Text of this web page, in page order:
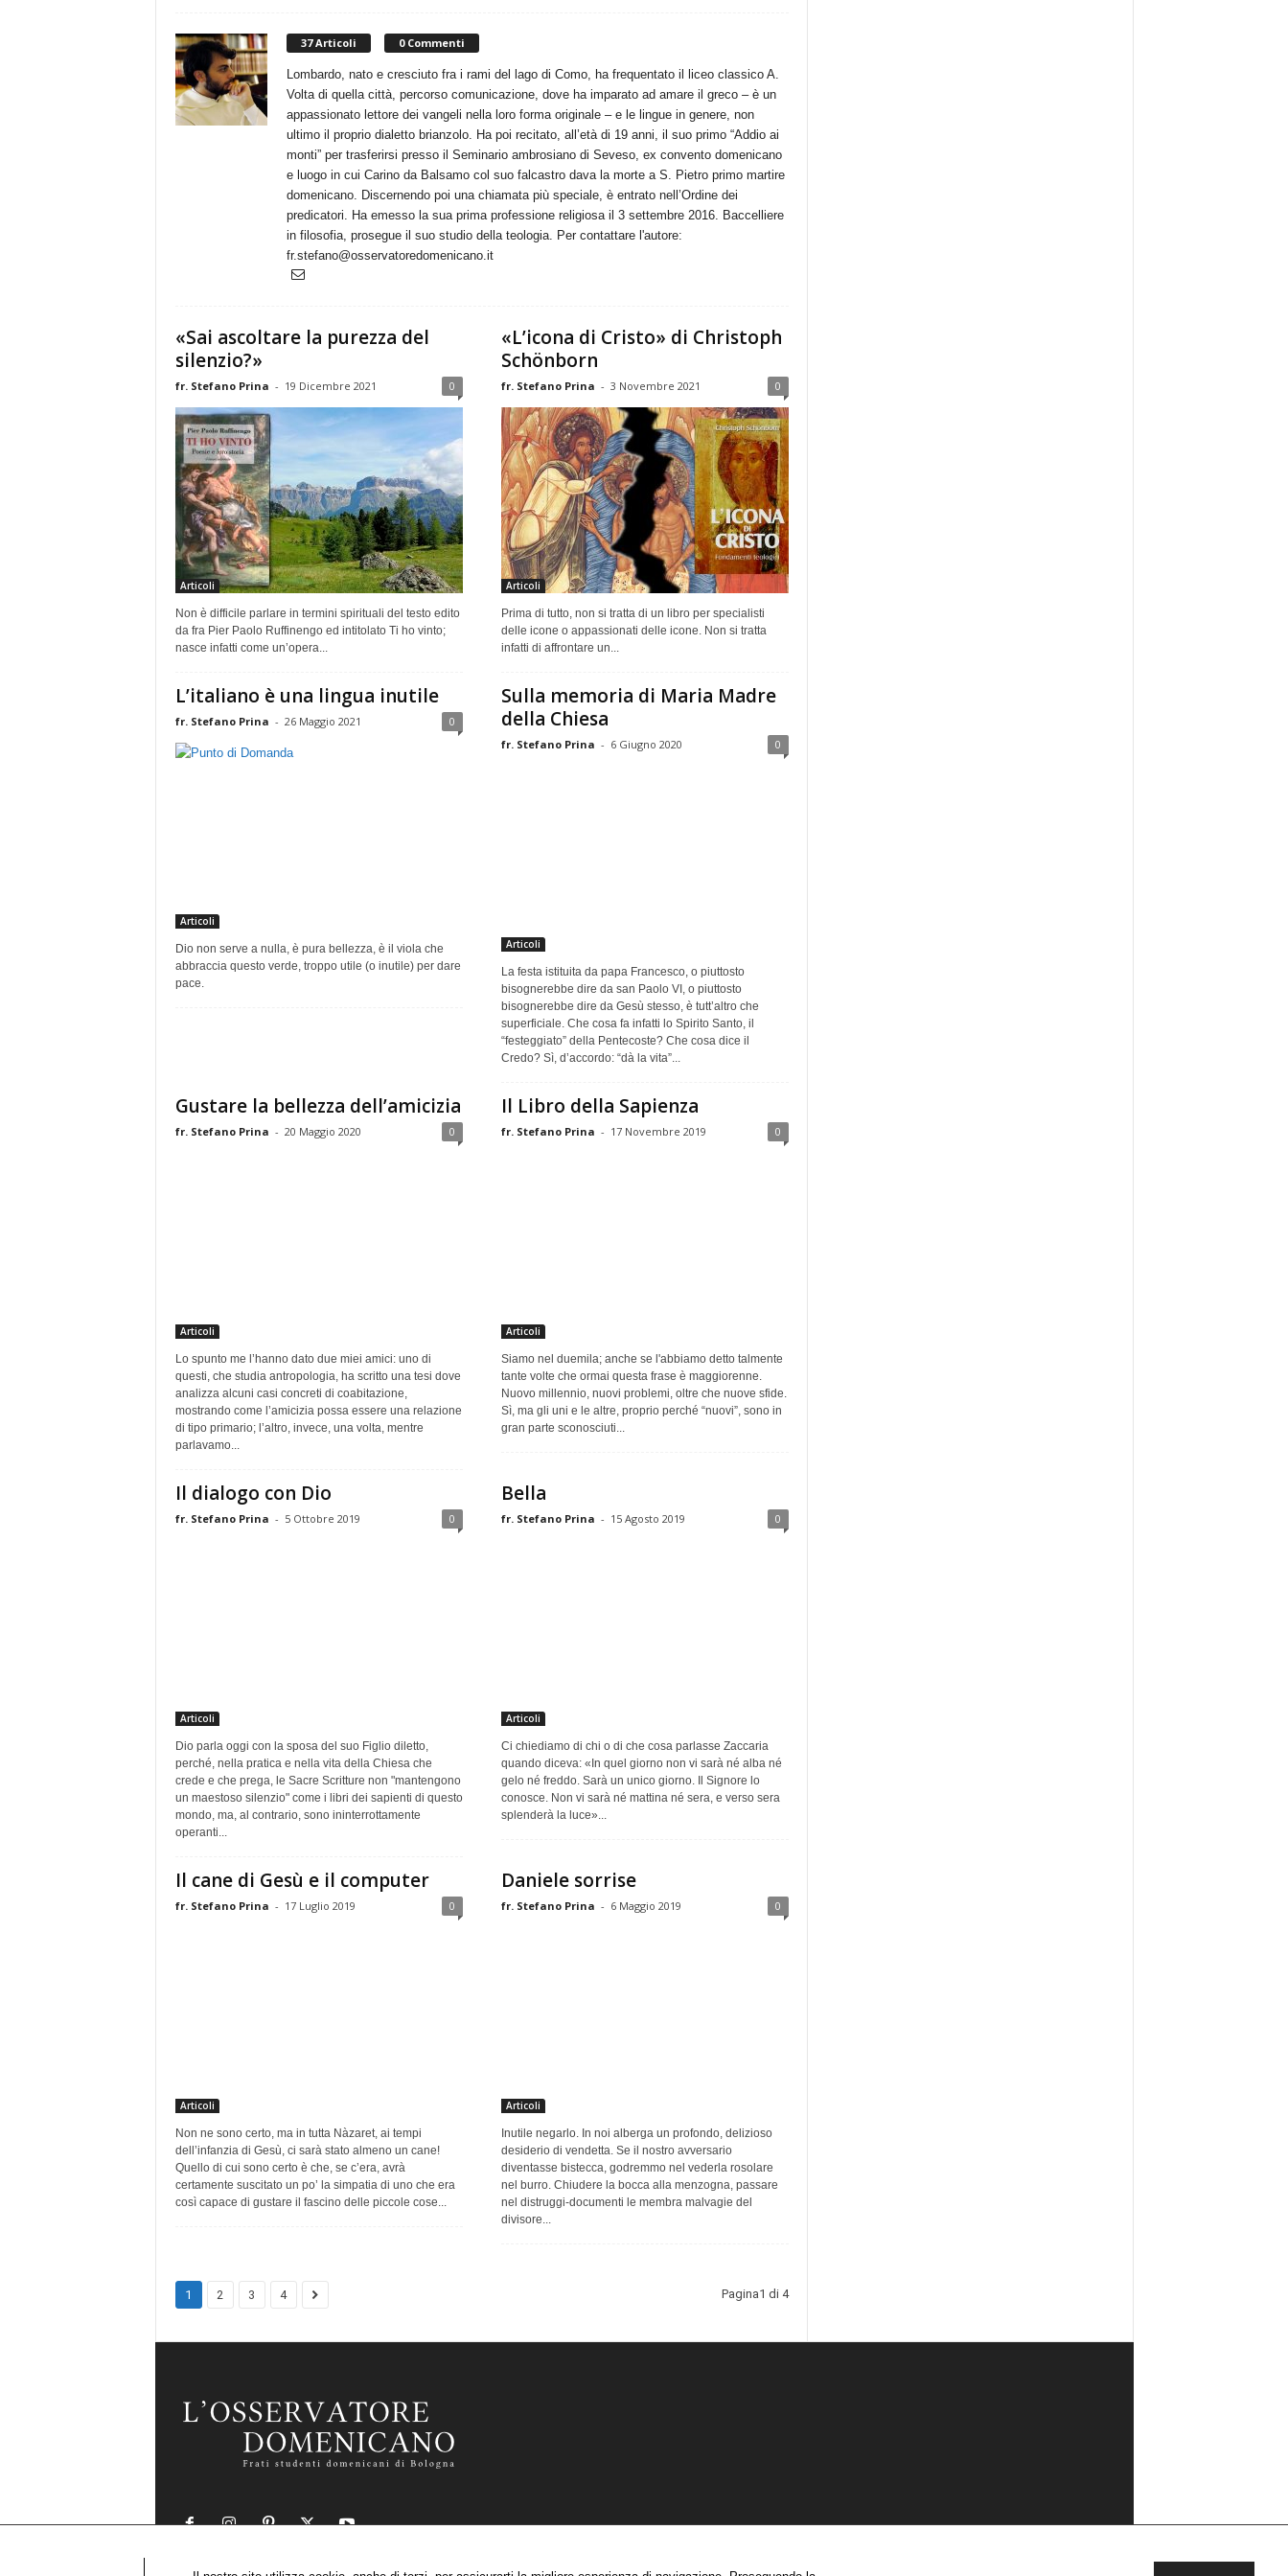
37 Articoli 0 Commenti
Lombardo, nato e cresciuto fra i rami del lago di Como, ha frequentato il liceo classico A.
Volta di quella città, percorso comunicazione, dove ha imparato ad amare il greco – è un
appassionato lettore dei vangeli nella loro forma originale – e le lingue in genere, non
ultimo il proprio dialetto brianzolo. Ha poi recitato, all’età di 19 anni, il suo primo “Addio ai
monti” per trasferirsi presso il Seminario ambrosiano di Seveso, ex convento domenicano
e luogo in cui Carino da Balsamo col suo falcastro dava la morte a S. Pietro primo martire
domenicano. Discernendo poi una chiamata più speciale, è entrato nell’Ordine dei
predicatori. Ha emesso la sua prima professione religiosa il 3 settembre 2016. Baccelliere
in filosofia, prosegue il suo studio della teologia. Per contattare l'autore:
fr.stefano@osservatoredomenicano.it
«Sai ascoltare la purezza del
silenzio?»
fr. Stefano Prina - 19 Dicembre 2021 0
Articoli
Non è difficile parlare in termini spirituali del testo edito
da fra Pier Paolo Ruffinengo ed intitolato Ti ho vinto;
nasce infatti come un’opera...
«L’icona di Cristo» di Christoph
Schönborn
fr. Stefano Prina - 3 Novembre 2021 0
Articoli
Prima di tutto, non si tratta di un libro per specialisti
delle icone o appassionati delle icone. Non si tratta
infatti di affrontare un...
L’italiano è una lingua inutile
fr. Stefano Prina - 26 Maggio 2021 0
Articoli
Dio non serve a nulla, è pura bellezza, è il viola che
abbraccia questo verde, troppo utile (o inutile) per dare
pace.
Sulla memoria di Maria Madre
della Chiesa
fr. Stefano Prina - 6 Giugno 2020 0
Articoli
La festa istituita da papa Francesco, o piuttosto
bisognerebbe dire da san Paolo VI, o piuttosto
bisognerebbe dire da Gesù stesso, è tutt’altro che
superficiale. Che cosa fa infatti lo Spirito Santo, il
“festeggiato” della Pentecoste? Che cosa dice il
Credo? Sì, d’accordo: “dà la vita”...
Gustare la bellezza dell’amicizia
fr. Stefano Prina - 20 Maggio 2020 0
Articoli
Lo spunto me l’hanno dato due miei amici: uno di
questi, che studia antropologia, ha scritto una tesi dove
analizza alcuni casi concreti di coabitazione,
mostrando come l’amicizia possa essere una relazione
di tipo primario; l’altro, invece, una volta, mentre
parlavamo...
Il Libro della Sapienza
fr. Stefano Prina - 17 Novembre 2019 0
Articoli
Siamo nel duemila; anche se l'abbiamo detto talmente
tante volte che ormai questa frase è maggiorenne.
Nuovo millennio, nuovi problemi, oltre che nuove sfide.
Sì, ma gli uni e le altre, proprio perché “nuovi”, sono in
gran parte sconosciuti...
Il dialogo con Dio
fr. Stefano Prina - 5 Ottobre 2019 0
Articoli
Dio parla oggi con la sposa del suo Figlio diletto,
perché, nella pratica e nella vita della Chiesa che
crede e che prega, le Sacre Scritture non "mantengono
un maestoso silenzio" come i libri dei sapienti di questo
mondo, ma, al contrario, sono ininterrottamente
operanti...
Bella
fr. Stefano Prina - 15 Agosto 2019 0
Articoli
Ci chiediamo di chi o di che cosa parlasse Zaccaria
quando diceva: «In quel giorno non vi sarà né alba né
gelo né freddo. Sarà un unico giorno. Il Signore lo
conosce. Non vi sarà né mattina né sera, e verso sera
splenderà la luce»...
Il cane di Gesù e il computer
fr. Stefano Prina - 17 Luglio 2019 0
Articoli
Non ne sono certo, ma in tutta Nàzaret, ai tempi
dell’infanzia di Gesù, ci sarà stato almeno un cane!
Quello di cui sono certo è che, se c’era, avrà
certamente suscitato un po’ la simpatia di uno che era
così capace di gustare il fascino delle piccole cose...
Daniele sorrise
fr. Stefano Prina - 6 Maggio 2019 0
Articoli
Inutile negarlo. In noi alberga un profondo, delizioso
desiderio di vendetta. Se il nostro avversario
diventasse bistecca, godremmo nel vederla rosolare
nel burro. Chiudere la bocca alla menzogna, passare
nel distruggi-documenti le membra malvagie del
divisore...
1 2 3 4 Pagina1 di 4